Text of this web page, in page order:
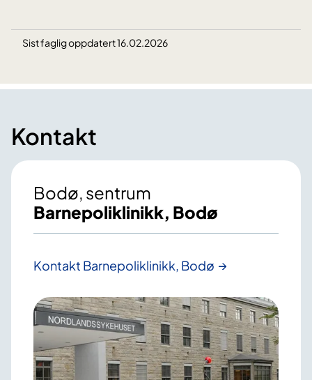
Sist faglig oppdatert 16.02.2026
Kontakt
Bodø, sentrum
Barnepoliklinikk, Bodø
Kontakt Barnepoliklinikk, Bodø